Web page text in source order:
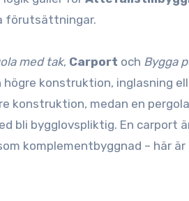
förutsättningar.
med tak, Carport och Bygga
konstruktion, inglasning
konstruktion, medan en
bli bygglovspliktig. En carport
komplementbyggnad – här